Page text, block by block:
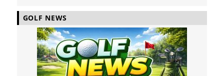
GOLF NEWS